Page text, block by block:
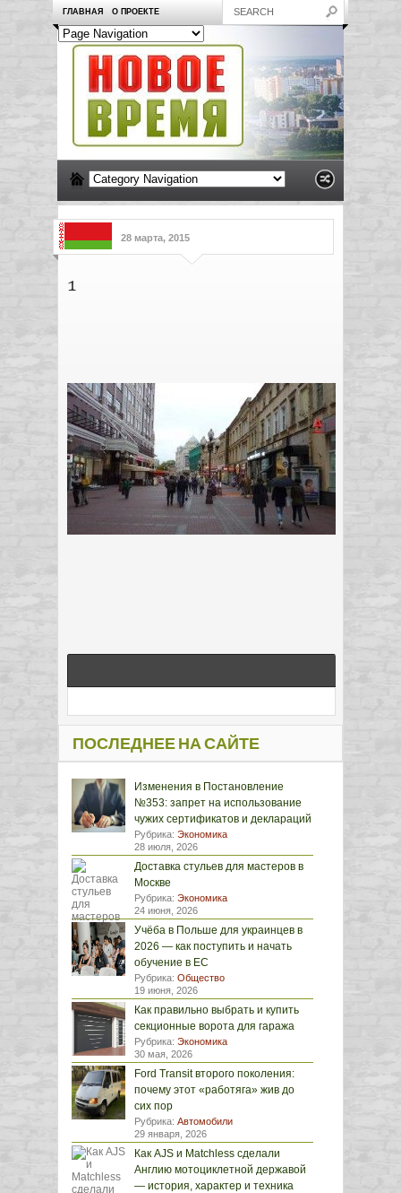
ГЛАВНАЯ О ПРОЕКТЕ
28 марта, 2015
1
ПОСЛЕДНЕЕ НА САЙТЕ
Изменения в Постановление
№353: запрет на использование
чужих сертификатов и деклараций
Рубрика: Экономика
28 июля, 2026
Доставка стульев для мастеров в
Москве
Рубрика: Экономика
24 июня, 2026
Учёба в Польше для украинцев в
2026 — как поступить и начать
обучение в ЕС
Рубрика: Общество
19 июня, 2026
Как правильно выбрать и купить
секционные ворота для гаража
Рубрика: Экономика
30 мая, 2026
Ford Transit второго поколения:
почему этот «работяга» жив до
сих пор
Рубрика: Автомобили
29 января, 2026
Как AJS и Matchless сделали
Англию мотоциклетной державой
— история, характер и техника